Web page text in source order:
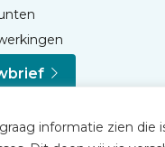
informatie zien die